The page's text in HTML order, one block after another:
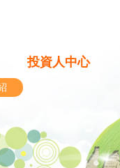
投資人中心